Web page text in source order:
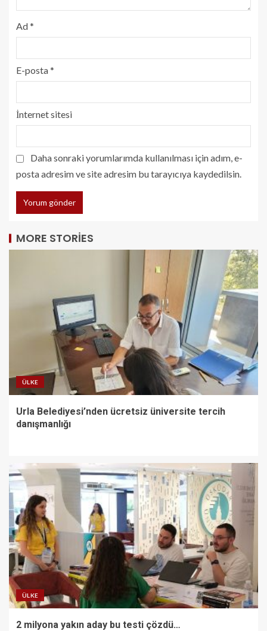
Ad*
E-posta*
İnternet sitesi
Daha sonraki yorumlarımda kullanılması için adım, e-
posta adresim ve site adresim bu tarayıcıya kaydedilsin.
MORE STORIES
ÜLKE
Urla Belediyesi’nden ücretsiz üniversite tercih
danışmanlığı
ÜLKE
2 milyona yakın aday bu testi çözdü…